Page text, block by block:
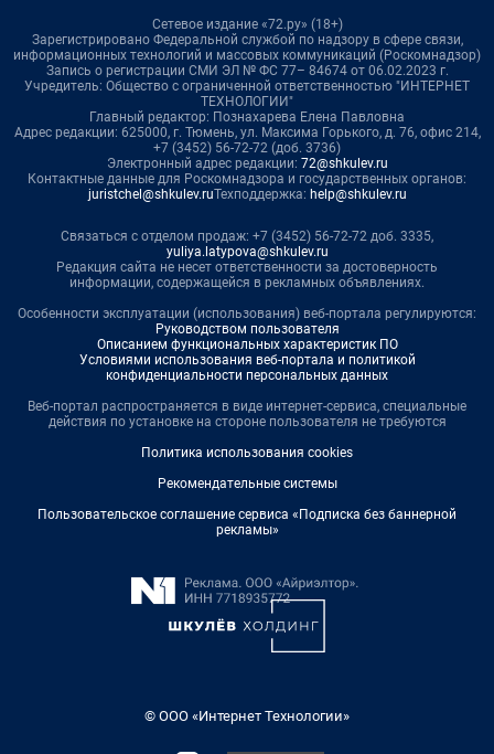
Сетевое издание «72.ру» (18+)
Зарегистрировано Федеральной службой по надзору в сфере связи,
информационных технологий и массовых коммуникаций (Роскомнадзор)
Запись о регистрации СМИ ЭЛ № ФС 77– 84674 от 06.02.2023 г.
Учредитель: Общество с ограниченной ответственностью "ИНТЕРНЕТ
ТЕХНОЛОГИИ"
Главный редактор: Познахарева Елена Павловна
Адрес редакции: 625000, г. Тюмень, ул. Максима Горького, д. 76, офис 214,
+7 (3452) 56-72-72 (доб. 3736)
Электронный адрес редакции: 72@shkulev.ru
Контактные данные для Роскомнадзора и государственных органов:
juristchel@shkulev.ruТехподдержка: help@shkulev.ru
Связаться с отделом продаж: +7 (3452) 56-72-72 доб. 3335,
yuliya.latypova@shkulev.ru
Редакция сайта не несет ответственности за достоверность
информации, содержащейся в рекламных объявлениях.
Особенности эксплуатации (использования) веб-портала регулируются:
Руководством пользователя
Описанием функциональных характеристик ПО
Условиями использования веб-портала и политикой
конфиденциальности персональных данных
Веб-портал распространяется в виде интернет-сервиса, специальные
действия по установке на стороне пользователя не требуются
Политика использования cookies
Рекомендательные системы
Пользовательское соглашение сервиса «Подписка без баннерной
рекламы»
© ООО «Интернет Технологии»